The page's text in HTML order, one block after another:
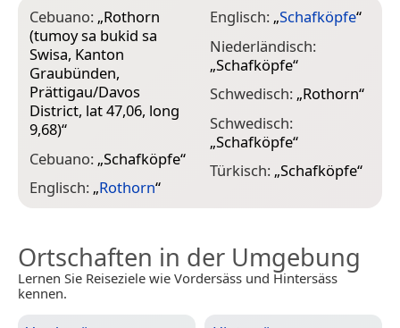
Cebuano: „Rothorn
(tumoy sa bukid sa
Swisa, Kanton
Graubünden,
Prättigau/Davos
District, lat 47,06, long
9,68)“
Cebuano: „Schafköpfe“
Englisch: „Rothorn“
Englisch: „Schafköpfe“
Niederländisch:
„Schafköpfe“
Schwedisch: „Rothorn“
Schwedisch:
„Schafköpfe“
Türkisch: „Schafköpfe“
Ortschaften in der Umgebung
Lernen Sie Reiseziele wie Vordersäss und Hintersäss
kennen.